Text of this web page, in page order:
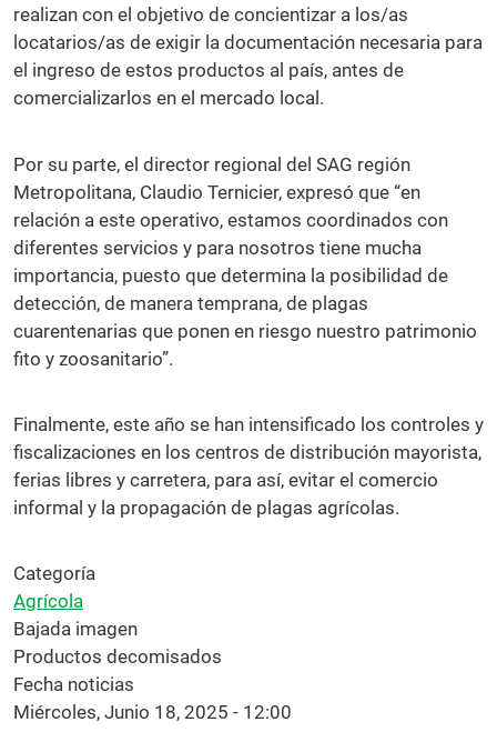
realizan con el objetivo de concientizar a los/as
locatarios/as de exigir la documentación necesaria para
el ingreso de estos productos al país, antes de
comercializarlos en el mercado local.
Por su parte, el director regional del SAG región
Metropolitana, Claudio Ternicier, expresó que “en
relación a este operativo, estamos coordinados con
diferentes servicios y para nosotros tiene mucha
importancia, puesto que determina la posibilidad de
detección, de manera temprana, de plagas
cuarentenarias que ponen en riesgo nuestro patrimonio
fito y zoosanitario”.
Finalmente, este año se han intensificado los controles y
fiscalizaciones en los centros de distribución mayorista,
ferias libres y carretera, para así, evitar el comercio
informal y la propagación de plagas agrícolas.
Categoría
Agrícola
Bajada imagen
Productos decomisados
Fecha noticias
Miércoles, Junio 18, 2025 - 12:00